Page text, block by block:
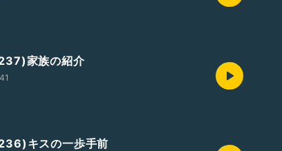
家族の紹介
キスの一歩手前